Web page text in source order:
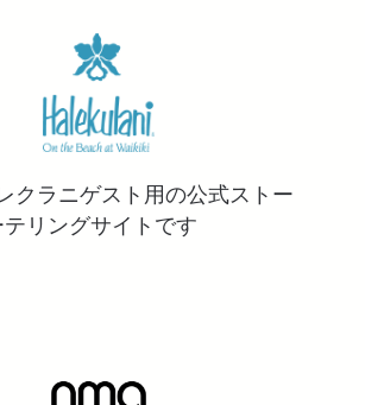
クラニゲスト用の公式ストー
テリングサイトです